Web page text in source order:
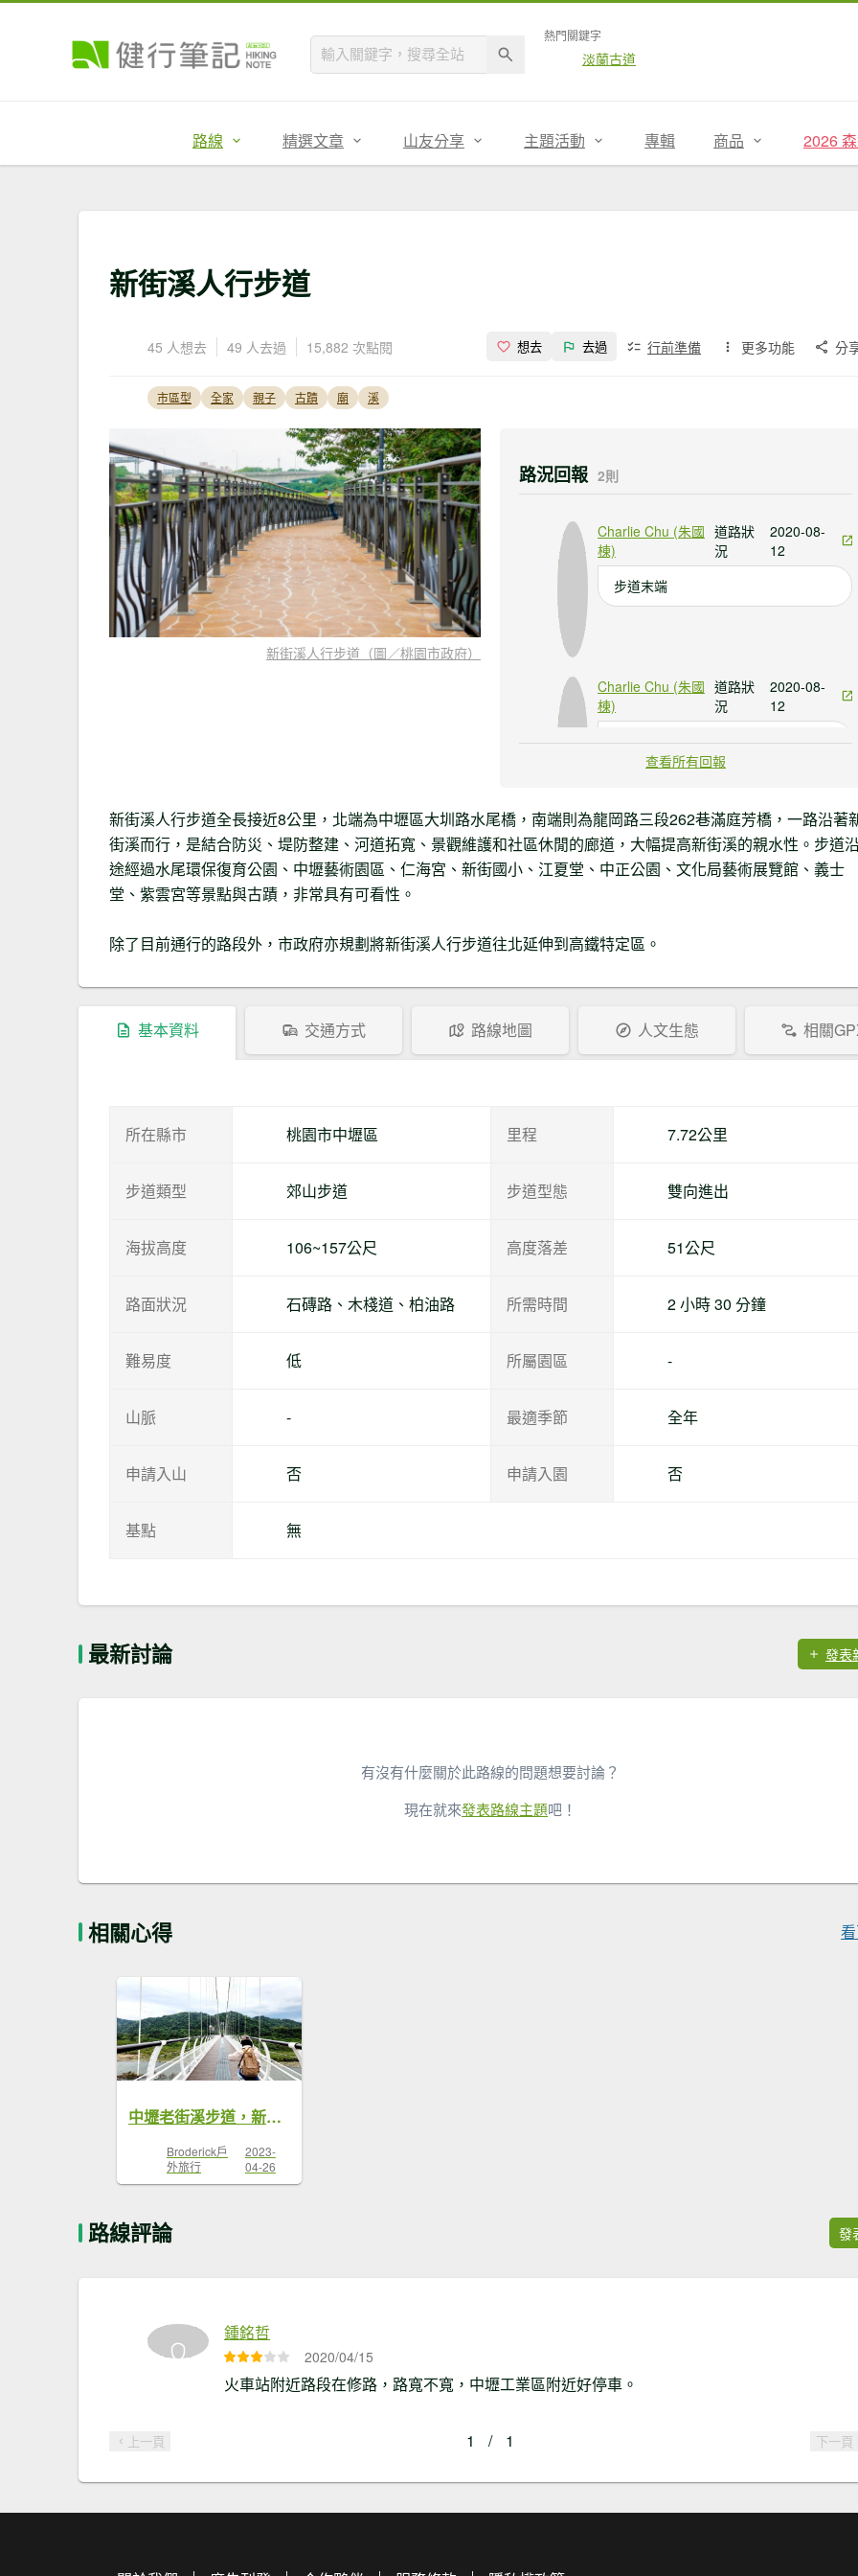
熱門關鍵字
淡蘭古道
路線 精選文章 山友分享 主題活動 專輯 商品 2026
新街溪人行步道
45 人想去 49 人去過 15,882 次點閱 想去 去過 行前準備 更多功能 分
市區型 全家 親子 古蹟 廟 溪
新街溪人行步道（圖／桃園市政府）
路況回報 2則
Charlie Chu (朱國
棟)
道路狀
況
2020-08-
12
步道末端
Charlie Chu (朱國
棟)
道路狀
況
2020-08-
12
路障
查看所有回報
新街溪人行步道全長接近8公里，北端為中壢區大圳路水尾橋，南端則為龍岡路三段262巷滿庭芳橋，一路沿著
街溪而行，是結合防災、堤防整建、河道拓寬、景觀維護和社區休閒的廊道，大幅提高新街溪的親水性。步道
途經過水尾環保復育公園、中壢藝術園區、仁海宮、新街國小、江夏堂、中正公園、文化局藝術展覽館、義士
堂、紫雲宮等景點與古蹟，非常具有可看性。
除了目前通行的路段外，市政府亦規劃將新街溪人行步道往北延伸到高鐵特定區。
基本資料 交通方式 路線地圖 人文生態 相關
所在縣市 桃園市中壢區 里程 7.72公里
步道類型 郊山步道 步道型態 雙向進出
海拔高度 106~157公尺 高度落差 51公尺
路面狀況 石磚路、木棧道、柏油路 所需時間 2 小時 30 分鐘
難易度 低 所屬園區 -
山脈 - 最適季節 全年
申請入山 否 申請入園 否
基點 無
最新討論 發表
有沒有什麼關於此路線的問題想要討論？
現在就來發表路線主題吧！
相關心得
中壢老街溪步道，新街溪步道，延平路食農故事館，新勢公園，中庄吊橋，大漢溪河濱步道，八德埤塘生態公園
Broderick戶
外旅行
2023-
04-26
路線評論 發
鍾銘哲
2020/04/15
火車站附近路段在修路，路寬不寬，中壢工業區附近好停車。
上一頁 1 / 1 下一頁